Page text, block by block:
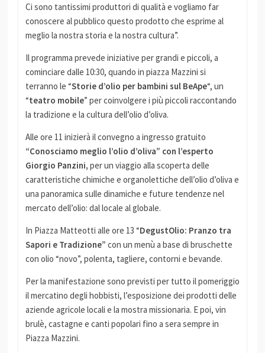
Ci sono tantissimi produttori di qualità e vogliamo far
conoscere al pubblico questo prodotto che esprime al
meglio la nostra storia e la nostra cultura”.
Il programma prevede iniziative per grandi e piccoli, a
cominciare dalle 10:30, quando in piazza Mazzini si
terranno le “Storie d’olio per bambini sul BeApe“, un
“teatro mobile” per coinvolgere i più piccoli raccontando
la tradizione e la cultura dell’olio d’oliva.
Alle ore 11 inizierà il convegno a ingresso gratuito
“Conosciamo meglio l’olio d’oliva” con l’esperto
Giorgio Panzini, per un viaggio alla scoperta delle
caratteristiche chimiche e organolettiche dell’olio d’oliva e
una panoramica sulle dinamiche e future tendenze nel
mercato dell’olio: dal locale al globale.
In Piazza Matteotti alle ore 13 “DegustOlio: Pranzo tra
Sapori e Tradizione” con un menù a base di bruschette
con olio “novo”, polenta, tagliere, contorni e bevande.
Per la manifestazione sono previsti per tutto il pomeriggio
il mercatino degli hobbisti, l’esposizione dei prodotti delle
aziende agricole locali e la mostra missionaria. E poi, vin
brulè, castagne e canti popolari fino a sera sempre in
Piazza Mazzini.